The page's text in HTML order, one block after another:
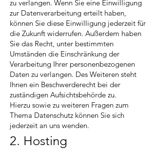
zu verlangen. Wenn Sie eine Einwilligung
zur Datenverarbeitung erteilt haben,
können Sie diese Einwilligung jederzeit für
die Zukunft widerrufen. Außerdem haben
Sie das Recht, unter bestimmten
Umständen die Einschränkung der
Verarbeitung Ihrer personenbezogenen
Daten zu verlangen. Des Weiteren steht
Ihnen ein Beschwerderecht bei der
zuständigen Aufsichtsbehörde zu.
Hierzu sowie zu weiteren Fragen zum
Thema Datenschutz können Sie sich
jederzeit an uns wenden.
2. Hosting